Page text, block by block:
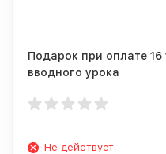
Подарок при оплате
вводного урока
Не действует